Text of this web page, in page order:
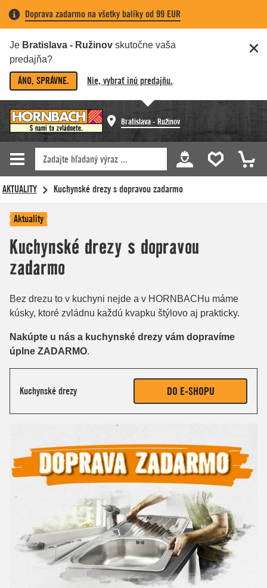
Doprava zadarmo na všetky balíky od 99 EUR
Je Bratislava - Ružinov skutočne vaša
predajňa?
ÁNO, SPRÁVNE. Nie, vybrať inú predajňu.
Bratislava - Ružinov